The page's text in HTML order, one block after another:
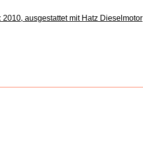
ausgestattet mit Hatz Dieselmotor